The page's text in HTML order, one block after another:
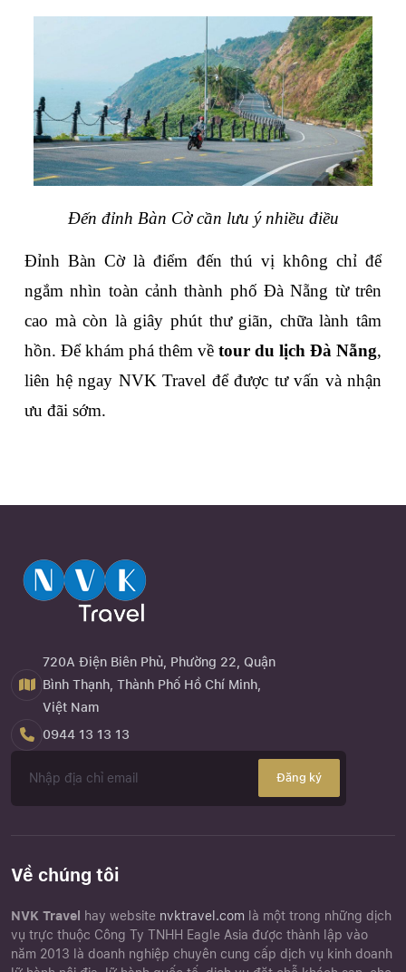
Đến đỉnh Bàn Cờ cần lưu ý nhiều điều
Đỉnh Bàn Cờ là điểm đến thú vị không chỉ để
ngắm nhìn toàn cảnh thành phố Đà Nẵng từ trên
cao mà còn là giây phút thư giãn, chữa lành tâm
hồn. Để khám phá thêm về tour du lịch Đà Nẵng,
liên hệ ngay NVK Travel để được tư vấn và nhận
ưu đãi sớm.
720A Điện Biên Phủ, Phường 22, Quận
Bình Thạnh, Thành Phố Hồ Chí Minh,
Việt Nam
0944 13 13 13
Đăng ký
Về chúng tôi
NVK Travel hay website nvktravel.com là một trong những dịch
vụ trực thuộc Công Ty TNHH Eagle Asia được thành lập vào
năm 2013 là doanh nghiệp chuyên cung cấp dịch vụ kinh doanh